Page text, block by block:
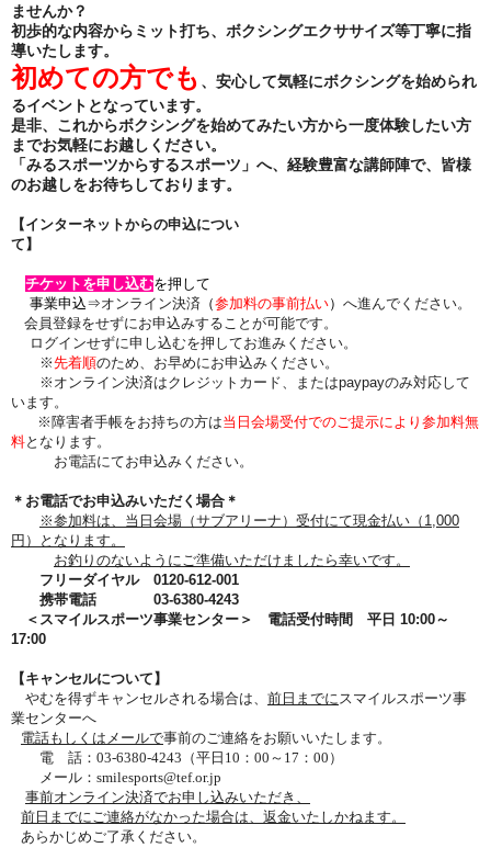
ませんか？
初歩的な内容からミット打ち、ボクシングエクササイズ等丁寧に指
導いたします。
初めての方でも 、安心して気軽にボクシングを始められ
るイベントとなっています。
是非、これからボクシングを始めてみたい方から一度体験したい方
までお気軽にお越しください。
「みるスポーツからするスポーツ」へ、経験豊富な講師陣で、皆様
のお越しをお待ちしております。
【インターネットからの申込につい
て】
チケットを申し込むを押して
事業申込⇒オンライン決済 （参加料の事前払い） へ進んでください。
会員登録をせずにお申込みすることが可能です。
ログインせずに申し込むを押してお進みください。
※先着順のため、お早めにお申込みください。
※オンライン決済はクレジットカード、またはpaypayのみ対応して
います。
※障害者手帳をお持ちの方は当日会場受付でのご提示により参加料無
料となります。
お電話にてお申込みください。
＊お電話でお申込みいただく場合＊
※参加料は、当日会場（サブアリーナ）受付にて現金払い（1,000
円）となります。
お釣りのないようにご準備いただけましたら幸いです。
フリーダイヤル 0120-612-001
携帯電話 03-6380-4243
＜スマイルスポーツ事業センター＞ 電話受付時間 平日 10:00～
17:00
【キャンセルについて 】
やむを得ずキャンセルされる場合は、 前日 までにスマイルスポーツ事
業センターへ
電話もしくはメールで事前のご連絡をお願いいたします。
電 話：03-6380-4243（平日10：00～17：00）
メール：smilesports@tef.or.jp
事前オンライン決済でお申し込みいただき、
前日までにご連絡がなかった場合は、 返金いたしかねます。
あらかじめご了承ください。